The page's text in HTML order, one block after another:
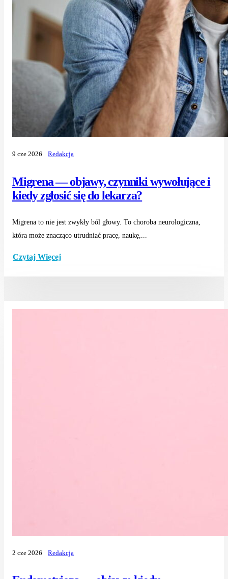
Migrena — objawy, czynniki wywołujące i
kiedy zgłosić się do lekarza?
9 cze 2026 Redakcja
Migrena to nie jest zwykły ból głowy. To choroba neurologiczna,
która może znacząco utrudniać pracę, naukę,...
Czytaj Więcej
2 cze 2026 Redakcja